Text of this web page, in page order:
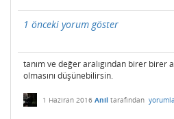
1 önceki yorum göster
tanım ve değer aralıgından birer birer
olmasını düşünebilirsin.
1 Haziran 2016 Anil tarafından